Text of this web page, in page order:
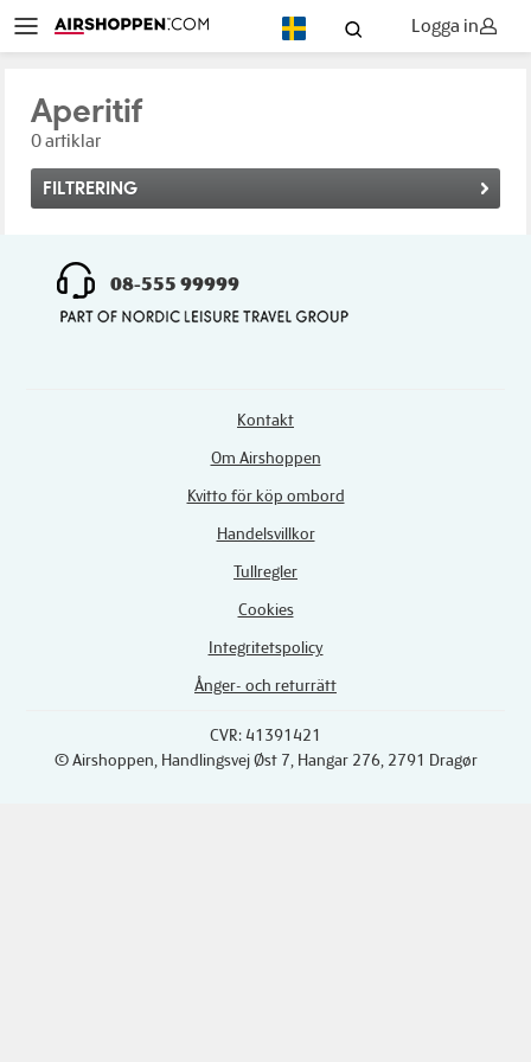
Logga in
Aperitif
0 artiklar
FILTRERING
08-555 99999
Kontakt
Om Airshoppen
Kvitto för köp ombord
Handelsvillkor
Tullregler
Cookies
Integritetspolicy
Ånger- och returrätt
CVR: 41391421
© Airshoppen , Handlingsvej Øst 7, Hangar 276, 2791 Dragør